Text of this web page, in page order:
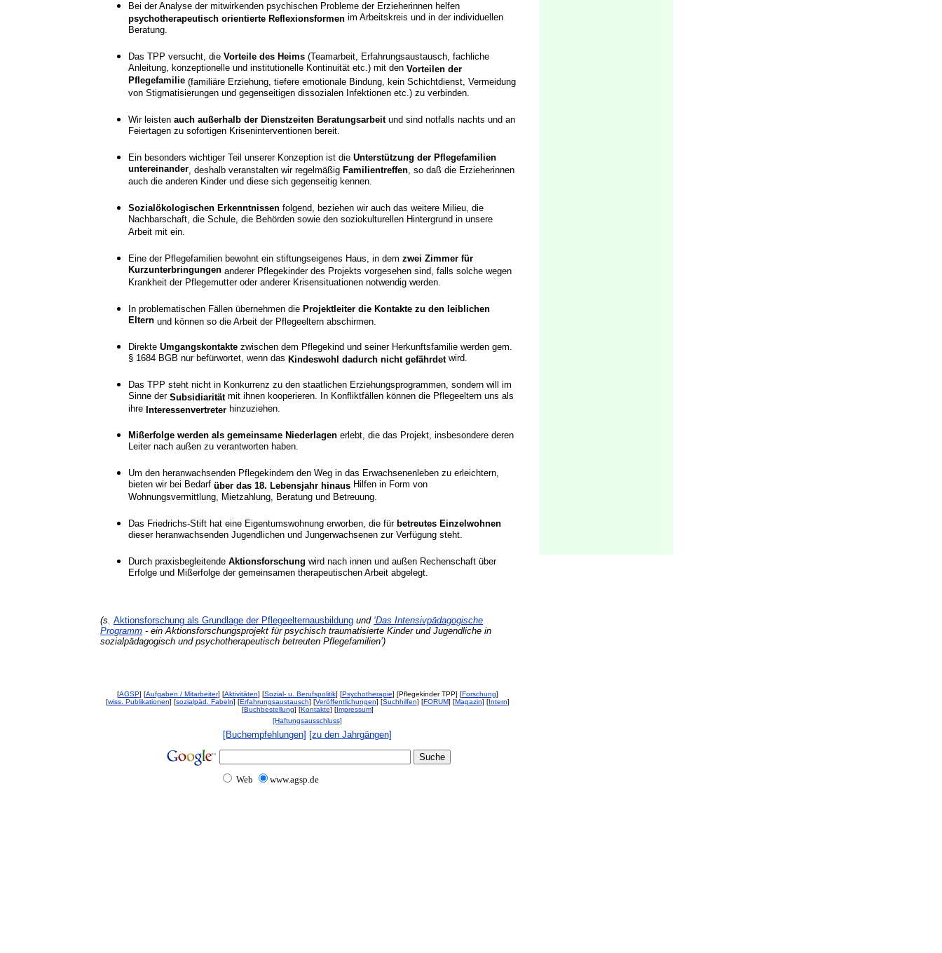
Bei der Analyse der mitwirkenden psychischen Probleme der Erzieherinnen helfen
psychotherapeutisch orientierte Reflexionsformen im Arbeitskreis und in der individuellen
Beratung.
Das TPP versucht, die Vorteile des Heims (Teamarbeit, Erfahrungsaustausch, fachliche
Anleitung, konzeptionelle und institutionelle Kontinuität etc.) mit den Vorteilen der
Pflegefamilie (familiäre Erziehung, tiefere emotionale Bindung, kein Schichtdienst, Vermeidung
von Stigmatisierungen und gegenseitigen dissozialen Infektionen etc.) zu verbinden.
Wir leisten auch außerhalb der Dienstzeiten Beratungsarbeit und sind notfalls nachts und an
Feiertagen zu sofortigen Kriseninterventionen bereit.
Ein besonders wichtiger Teil unserer Konzeption ist die Unterstützung der Pflegefamilien
untereinander, deshalb veranstalten wir regelmäßig Familientreffen, so daß die Erzieherinnen
auch die anderen Kinder und diese sich gegenseitig kennen.
Sozialökologischen Erkenntnissen folgend, beziehen wir auch das weitere Milieu, die
Nachbarschaft, die Schule, die Behörden sowie den soziokulturellen Hintergrund in unsere
Arbeit mit ein.
Eine der Pflegefamilien bewohnt ein stiftungseigenes Haus, in dem zwei Zimmer für
Kurzunterbringungen anderer Pflegekinder des Projekts vorgesehen sind, falls solche wegen
Krankheit der Pflegemutter oder anderer Krisensituationen notwendig werden.
In problematischen Fällen übernehmen die Projektleiter die Kontakte zu den leiblichen
Eltern und können so die Arbeit der Pflegeeltern abschirmen.
Direkte Umgangskontakte zwischen dem Pflegekind und seiner Herkunftsfamilie werden gem.
§ 1684 BGB nur befürwortet, wenn das Kindeswohl dadurch nicht gefährdetwird.
Das TPP steht nicht in Konkurrenz zu den staatlichen Erziehungsprogrammen, sondern will im
Sinne der Subsidiarität mit ihnen kooperieren. In Konfliktfällen können die Pflegeeltern uns als
ihre Interessenvertreter hinzuziehen.
Mißerfolge werden als gemeinsame Niederlagen erlebt, die das Projekt, insbesondere deren
Leiter nach außen zu verantworten haben.
Um den heranwachsenden Pflegekindern den Weg in das Erwachsenenleben zu erleichtern,
bieten wir bei Bedarf über das 18. Lebensjahr hinaus Hilfen in Form von
Wohnungsvermittlung, Mietzahlung, Beratung und Betreuung.
Das Friedrichs-Stift hat eine Eigentumswohnung erworben, die für betreutes Einzelwohnen
dieser heranwachsenden Jugendlichen und Jungerwachsenen zur Verfügung steht.
Durch praxisbegleitende Aktionsforschung wird nach innen und außen Rechenschaft über
Erfolge und Mißerfolge der gemeinsamen therapeutischen Arbeit abgelegt.
(s. Aktionsforschung als Grundlage der Pflegeelternausbildung und ‘Das Intensivpädagogische
Programm - ein Aktionsforschungsprojekt für psychisch traumatisierte Kinder und Jugendliche in
sozialpädagogisch und psychotherapeutisch betreuten Pflegefamilien’)
[AGSP] [Aufgaben / Mitarbeiter] [Aktivitäten] [Sozial- u. Berufspolitik] [Psychotherapie] [Pflegekinder TPP] [Forschung]
[wiss. Publikationen] [sozialpäd. Fabeln] [Erfahrungsaustausch] [Veröffentlichungen] [Suchhilfen] [FORUM] [Magazin] [Intern]
[Buchbestellung] [Kontakte] [Impressum]
[Haftungsausschluss]
[Buchempfehlungen] [zu den Jahrgängen]
Web www.agsp.de